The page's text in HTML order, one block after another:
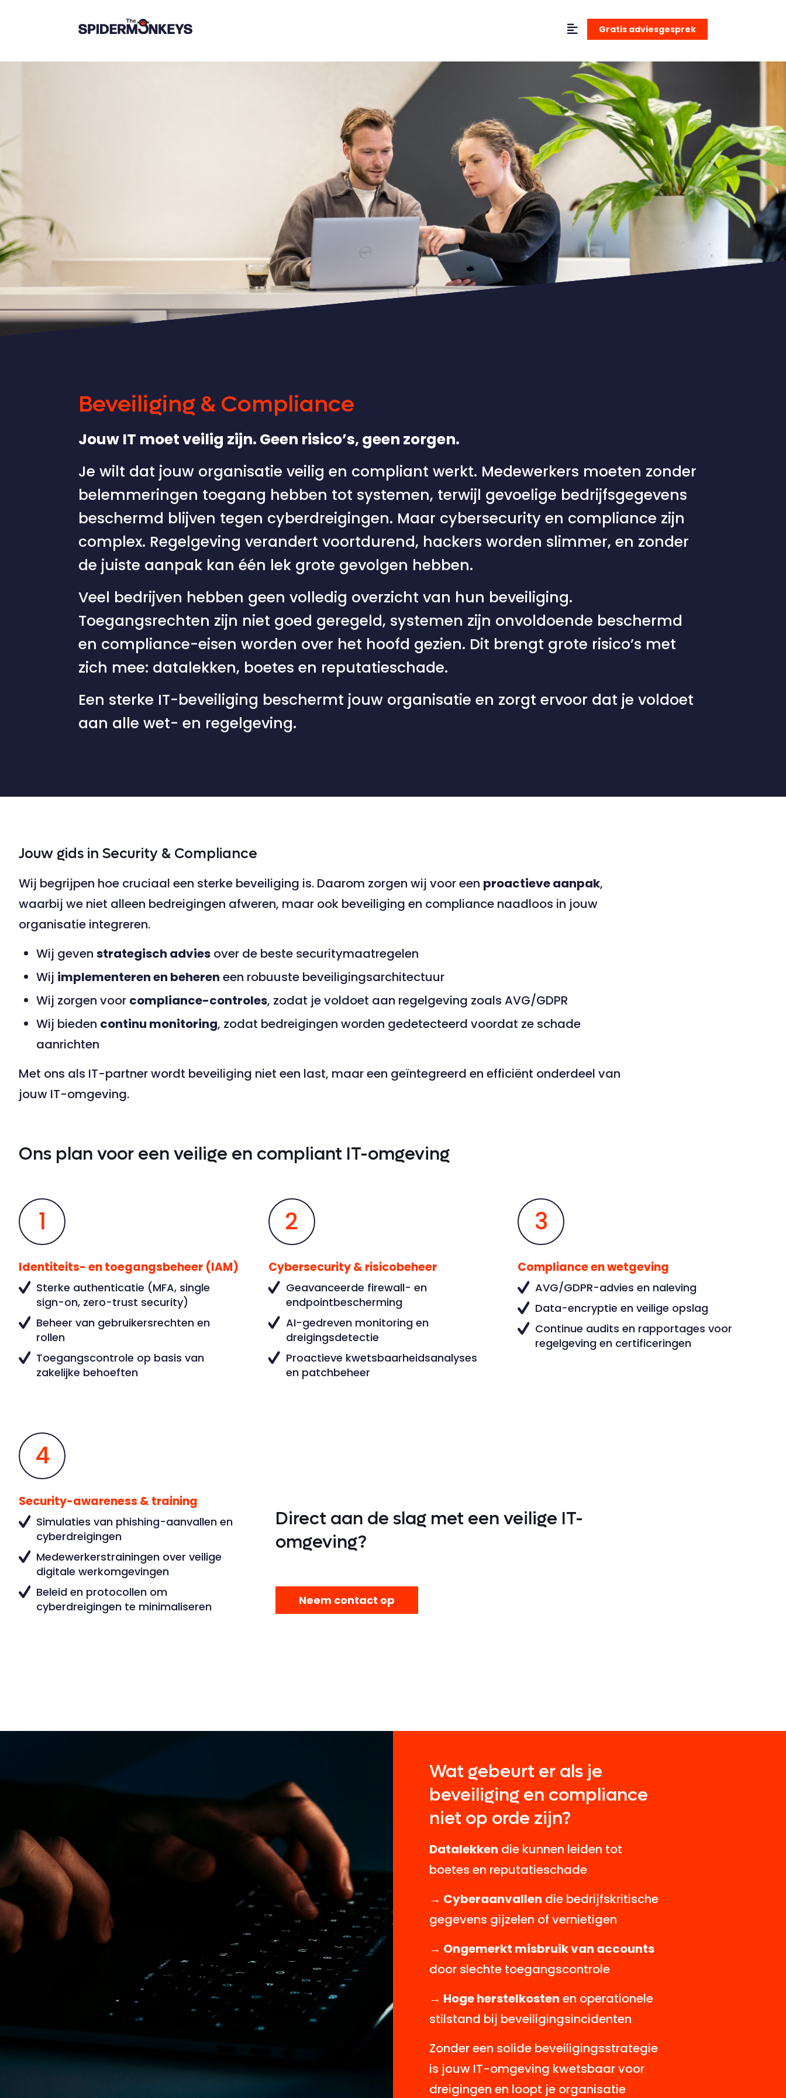
Gratis adviesgesprek
Beveiliging & Compliance
Jouw IT moet veilig zijn. Geen risico’s, geen zorgen.
Je wilt dat jouw organisatie veilig en compliant werkt. Medewerkers moeten zonder
belemmeringen toegang hebben tot systemen, terwijl gevoelige bedrijfsgegevens
beschermd blijven tegen cyberdreigingen. Maar cybersecurity en compliance zijn
complex. Regelgeving verandert voortdurend, hackers worden slimmer, en zonder
de juiste aanpak kan één lek grote gevolgen hebben.
Veel bedrijven hebben geen volledig overzicht van hun beveiliging.
Toegangsrechten zijn niet goed geregeld, systemen zijn onvoldoende beschermd
en compliance-eisen worden over het hoofd gezien. Dit brengt grote risico’s met
zich mee: datalekken, boetes en reputatieschade.
Een sterke IT-beveiliging beschermt jouw organisatie en zorgt ervoor dat je voldoet
aan alle wet- en regelgeving.
Jouw gids in Security & Compliance
Wij begrijpen hoe cruciaal een sterke beveiliging is. Daarom zorgen wij voor een proactieve aanpak,
waarbij we niet alleen bedreigingen afweren, maar ook beveiliging en compliance naadloos in jouw
organisatie integreren.
Wij geven strategisch advies over de beste securitymaatregelen
Wij implementeren en beheren een robuuste beveiligingsarchitectuur
Wij zorgen voor compliance-controles, zodat je voldoet aan regelgeving zoals AVG/GDPR
Wij bieden continu monitoring, zodat bedreigingen worden gedetecteerd voordat ze schade
aanrichten
Met ons als IT-partner wordt beveiliging niet een last, maar een geïntegreerd en efficiënt onderdeel van
jouw IT-omgeving.
Ons plan voor een veilige en compliant IT-omgeving
1
Identiteits- en toegangsbeheer (IAM)
Sterke authenticatie (MFA, single
sign-on, zero-trust security)
Beheer van gebruikersrechten en
rollen
Toegangscontrole op basis van
zakelijke behoeften
2
Cybersecurity & risicobeheer
Geavanceerde firewall- en
endpointbescherming
AI-gedreven monitoring en
dreigingsdetectie
Proactieve kwetsbaarheidsanalyses
en patchbeheer
3
Compliance en wetgeving
AVG/GDPR-advies en naleving
Data-encryptie en veilige opslag
Continue audits en rapportages voor
regelgeving en certificeringen
4
Security-awareness & training
Simulaties van phishing-aanvallen en
cyberdreigingen
Medewerkerstrainingen over veilige
digitale werkomgevingen
Beleid en protocollen om
cyberdreigingen te minimaliseren
Direct aan de slag met een veilige IT-
omgeving?
Neem contact op
Wat gebeurt er als je
beveiliging en compliance
niet op orde zijn?
Datalekken die kunnen leiden tot
boetes en reputatieschade
→ Cyberaanvallen die bedrijfskritische
gegevens gijzelen of vernietigen
→ Ongemerkt misbruik van accounts
door slechte toegangscontrole
→ Hoge herstelkosten en operationele
stilstand bij beveiligingsincidenten
Zonder een solide beveiligingsstrategie
is jouw IT-omgeving kwetsbaar voor
dreigingen en loopt je organisatie